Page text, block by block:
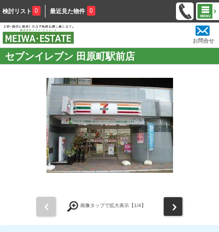
検討リスト 0 最近見た物件 0
お問合せ
セブンイレブン 田原町駅前店
画像タップで拡大表示【1/4】